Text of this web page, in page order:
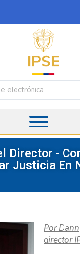
Director -
Justicia En
Por
director